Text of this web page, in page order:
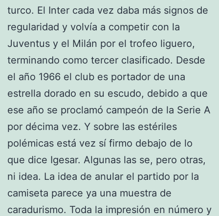
turco. El Inter cada vez daba más signos de
regularidad y volvía a competir con la
Juventus y el Milán por el trofeo liguero,
terminando como tercer clasificado. Desde
el año 1966 el club es portador de una
estrella dorado en su escudo, debido a que
ese año se proclamó campeón de la Serie A
por décima vez. Y sobre las estériles
polémicas está vez sí firmo debajo de lo
que dice Igesar. Algunas las se, pero otras,
ni idea. La idea de anular el partido por la
camiseta parece ya una muestra de
caradurismo. Toda la impresión en número y